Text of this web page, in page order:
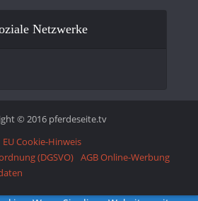
Netzwerke
© 2016 pferdeseite.tv
EU Cookie-Hinweis
(DGSVO) AGB Online-Werbung